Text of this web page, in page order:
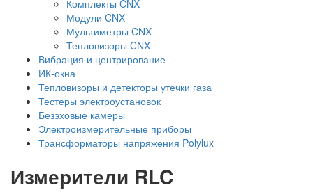
Комплекты CNX
Модули CNX
Мультиметры CNX
Тепловизоры CNX
Вибрация и центрирование
ИК-окна
Тепловизоры и детекторы утечки газа
Тестеры электроустановок
Безэховые камеры
Электроизмерительные приборы
Трансформаторы напряжения Polylux
Измерители RLC